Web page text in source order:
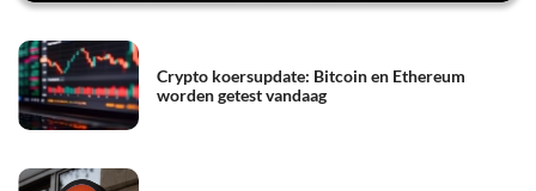
Crypto koersupdate: Bitcoin en Ethereum
worden getest vandaag